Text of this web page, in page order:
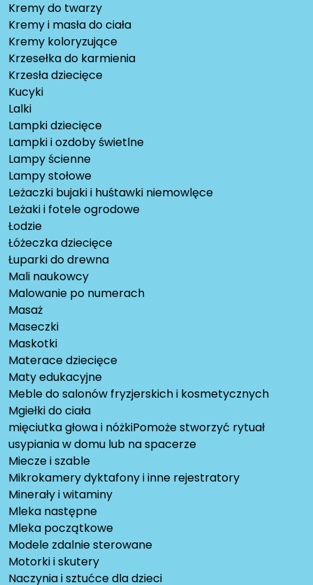
Kremy do twarzy
Kremy i masła do ciała
Kremy koloryzujące
Krzesełka do karmienia
Krzesła dziecięce
Kucyki
Lalki
Lampki dziecięce
Lampki i ozdoby świetlne
Lampy ścienne
Lampy stołowe
Leżaczki bujaki i huśtawki niemowlęce
Leżaki i fotele ogrodowe
Łodzie
Łóżeczka dziecięce
Łuparki do drewna
Mali naukowcy
Malowanie po numerach
Masaż
Maseczki
Maskotki
Materace dziecięce
Maty edukacyjne
Meble do salonów fryzjerskich i kosmetycznych
Mgiełki do ciała
mięciutka głowa i nóżkiPomoże stworzyć rytuał
usypiania w domu lub na spacerze
Miecze i szable
Mikrokamery dyktafony i inne rejestratory
Minerały i witaminy
Mleka następne
Mleka początkowe
Modele zdalnie sterowane
Motorki i skutery
Naczynia i sztućce dla dzieci